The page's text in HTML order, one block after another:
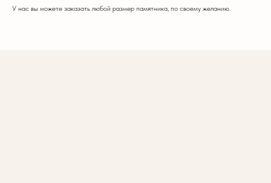
У нас вы можете заказать любой размер памятника, по своему желанию.